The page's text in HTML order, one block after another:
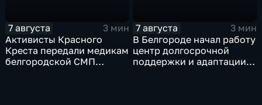
7 августа
3 мин
Активисты Красного
Креста передали медикам
белгородской СМП
7 августа
3 мин
В Белгороде начал работу
центр долгосрочной
поддержки и адаптации